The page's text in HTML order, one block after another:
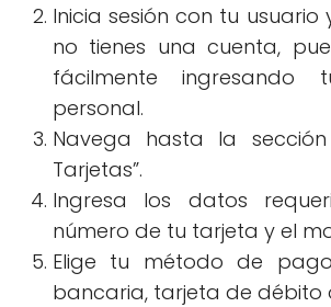
Inicia sesión con tu usuario
no tienes una cuenta,
fácilmente ingresando
personal.
Navega hasta la
Tarjetas”.
Ingresa los datos
número de tu tarjeta y el
Elige tu método de
bancaria, tarjeta de débito